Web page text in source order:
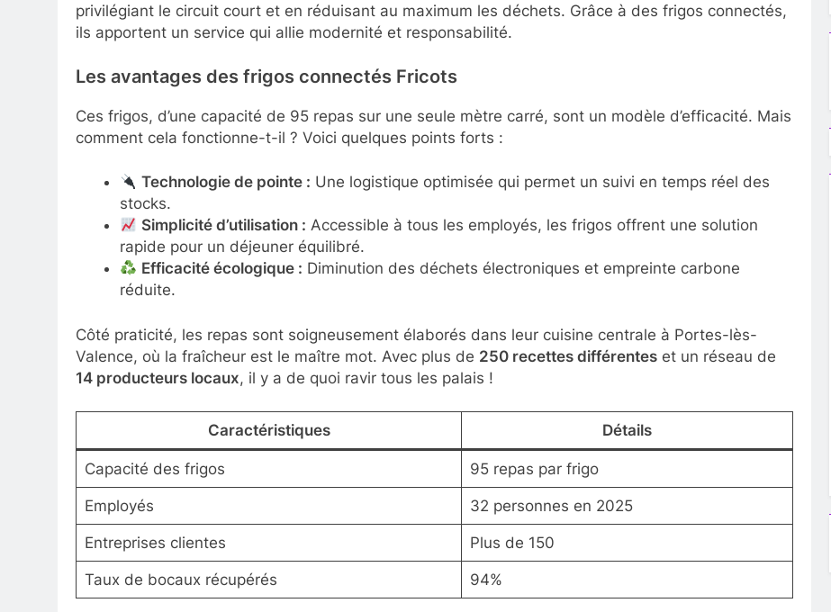
privilégiant le circuit court et en réduisant au maximum les déchets. Grâce à des frigos connectés,
ils apportent un service qui allie modernité et responsabilité.
Les avantages des frigos connectés Fricots
Ces frigos, d’une capacité de 95 repas sur une seule mètre carré, sont un modèle d’efficacité. Mais
comment cela fonctionne-t-il ? Voici quelques points forts :
Technologie de pointe : Une logistique optimisée qui permet un suivi en temps réel des
stocks.
Simplicité d’utilisation : Accessible à tous les employés, les frigos offrent une solution
rapide pour un déjeuner équilibré.
Efficacité écologique : Diminution des déchets électroniques et empreinte carbone
réduite.
Côté praticité, les repas sont soigneusement élaborés dans leur cuisine centrale à Portes-lès-
Valence, où la fraîcheur est le maître mot. Avec plus de 250 recettes différentes et un réseau de
14 producteurs locaux, il y a de quoi ravir tous les palais !
Caractéristiques Détails
Capacité des frigos 95 repas par frigo
Employés 32 personnes en 2025
Entreprises clientes Plus de 150
Taux de bocaux récupérés 94%